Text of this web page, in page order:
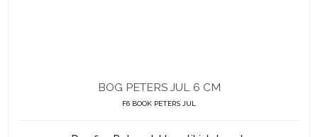
BOG PETERS JUL 6 CM
F6 BOOK PETERS JUL